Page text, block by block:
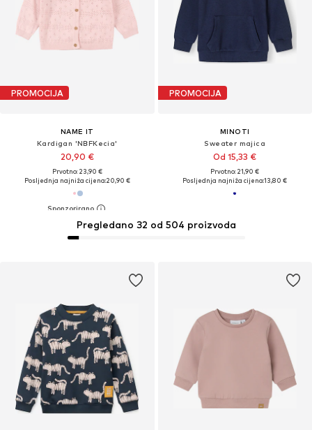
PROMOCIJA
NAME IT
Kardigan 'NBFKecia'
20,90 €
Prvotno: 23,90 €
Posljednja najniža cijena:20,90 €
PROMOCIJA
MINOTI
Sweater majica
Od 15,33 €
Prvotno: 21,90 €
Posljednja najniža cijena:13,80 €
Pregledano 32 od 504 proizvoda